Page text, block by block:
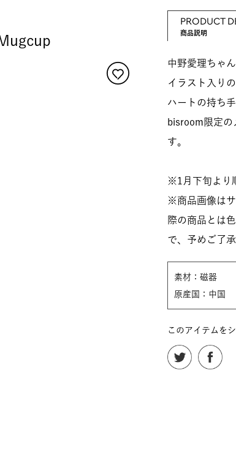
PRODUCT
商品説明
中野愛理ちゃ
イラスト入り
ハートの持ち
bisroom限定の
す。
※1月下旬より
※商品画像は
際の商品とは
で、予めご了
素材：磁器
原産国：中国
このアイテムを